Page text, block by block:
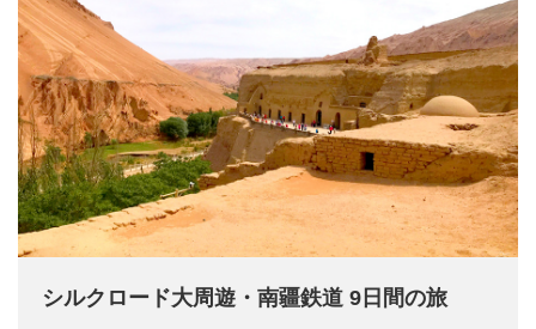
シルクロード大周遊・南疆鉄道 9日間の旅